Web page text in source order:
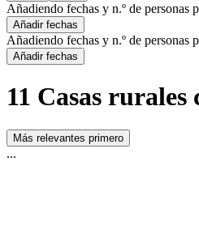
Añadiendo fechas y n.º de personas
Añadir fechas
Añadiendo fechas y n.º de personas
Añadir fechas
11 Casas
Más relevantes primero
...